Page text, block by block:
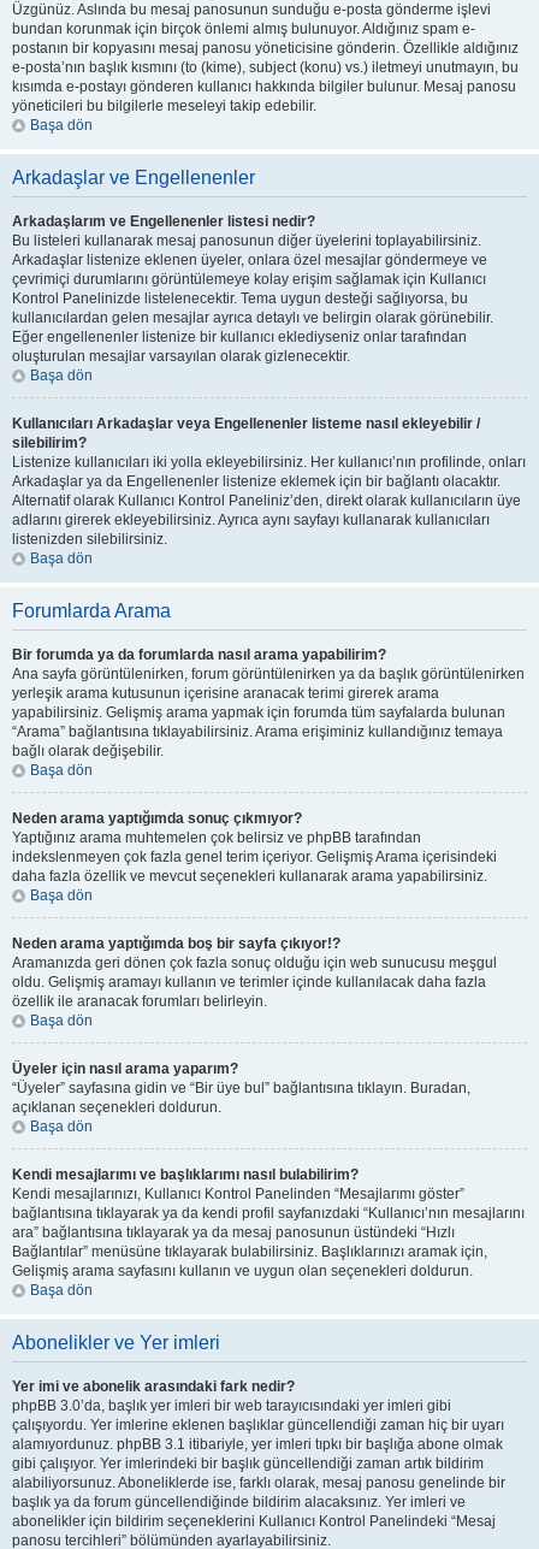
Üzgünüz. Aslında bu mesaj panosunun sunduğu e-posta gönderme işlevi
bundan korunmak için birçok önlemi almış bulunuyor. Aldığınız spam e-
postanın bir kopyasını mesaj panosu yöneticisine gönderin. Özellikle aldığınız
e-posta’nın başlık kısmını (to (kime), subject (konu) vs.) iletmeyi unutmayın, bu
kısımda e-postayı gönderen kullanıcı hakkında bilgiler bulunur. Mesaj panosu
yöneticileri bu bilgilerle meseleyi takip edebilir.
Başa dön
Arkadaşlar ve Engellenenler
Arkadaşlarım ve Engellenenler listesi nedir?
Bu listeleri kullanarak mesaj panosunun diğer üyelerini toplayabilirsiniz.
Arkadaşlar listenize eklenen üyeler, onlara özel mesajlar göndermeye ve
çevrimiçi durumlarını görüntülemeye kolay erişim sağlamak için Kullanıcı
Kontrol Panelinizde listelenecektir. Tema uygun desteği sağlıyorsa, bu
kullanıcılardan gelen mesajlar ayrıca detaylı ve belirgin olarak görünebilir.
Eğer engellenenler listenize bir kullanıcı eklediyseniz onlar tarafından
oluşturulan mesajlar varsayılan olarak gizlenecektir.
Başa dön
Kullanıcıları Arkadaşlar veya Engellenenler listeme nasıl ekleyebilir /
silebilirim?
Listenize kullanıcıları iki yolla ekleyebilirsiniz. Her kullanıcı’nın profilinde, onları
Arkadaşlar ya da Engellenenler listenize eklemek için bir bağlantı olacaktır.
Alternatif olarak Kullanıcı Kontrol Paneliniz’den, direkt olarak kullanıcıların üye
adlarını girerek ekleyebilirsiniz. Ayrıca aynı sayfayı kullanarak kullanıcıları
listenizden silebilirsiniz.
Başa dön
Forumlarda Arama
Bir forumda ya da forumlarda nasıl arama yapabilirim?
Ana sayfa görüntülenirken, forum görüntülenirken ya da başlık görüntülenirken
yerleşik arama kutusunun içerisine aranacak terimi girerek arama
yapabilirsiniz. Gelişmiş arama yapmak için forumda tüm sayfalarda bulunan
“Arama” bağlantısına tıklayabilirsiniz. Arama erişiminiz kullandığınız temaya
bağlı olarak değişebilir.
Başa dön
Neden arama yaptığımda sonuç çıkmıyor?
Yaptığınız arama muhtemelen çok belirsiz ve phpBB tarafından
indekslenmeyen çok fazla genel terim içeriyor. Gelişmiş Arama içerisindeki
daha fazla özellik ve mevcut seçenekleri kullanarak arama yapabilirsiniz.
Başa dön
Neden arama yaptığımda boş bir sayfa çıkıyor!?
Aramanızda geri dönen çok fazla sonuç olduğu için web sunucusu meşgul
oldu. Gelişmiş aramayı kullanın ve terimler içinde kullanılacak daha fazla
özellik ile aranacak forumları belirleyin.
Başa dön
Üyeler için nasıl arama yaparım?
“Üyeler” sayfasına gidin ve “Bir üye bul” bağlantısına tıklayın. Buradan,
açıklanan seçenekleri doldurun.
Başa dön
Kendi mesajlarımı ve başlıklarımı nasıl bulabilirim?
Kendi mesajlarınızı, Kullanıcı Kontrol Panelinden “Mesajlarımı göster”
bağlantısına tıklayarak ya da kendi profil sayfanızdaki “Kullanıcı’nın mesajlarını
ara” bağlantısına tıklayarak ya da mesaj panosunun üstündeki “Hızlı
Bağlantılar” menüsüne tıklayarak bulabilirsiniz. Başlıklarınızı aramak için,
Gelişmiş arama sayfasını kullanın ve uygun olan seçenekleri doldurun.
Başa dön
Abonelikler ve Yer imleri
Yer imi ve abonelik arasındaki fark nedir?
phpBB 3.0’da, başlık yer imleri bir web tarayıcısındaki yer imleri gibi
çalışıyordu. Yer imlerine eklenen başlıklar güncellendiği zaman hiç bir uyarı
alamıyordunuz. phpBB 3.1 itibariyle, yer imleri tıpkı bir başlığa abone olmak
gibi çalışıyor. Yer imlerindeki bir başlık güncellendiği zaman artık bildirim
alabiliyorsunuz. Aboneliklerde ise, farklı olarak, mesaj panosu genelinde bir
başlık ya da forum güncellendiğinde bildirim alacaksınız. Yer imleri ve
abonelikler için bildirim seçeneklerini Kullanıcı Kontrol Panelindeki “Mesaj
panosu tercihleri” bölümünden ayarlayabilirsiniz.